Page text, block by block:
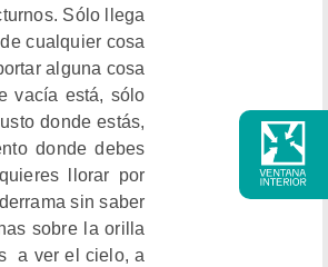
Sólo llega
cualquier cosa
alguna cosa
vacía está, sólo
donde estás,
donde debes
llorar por
sin saber
sobre la orilla
a ver el cielo, a